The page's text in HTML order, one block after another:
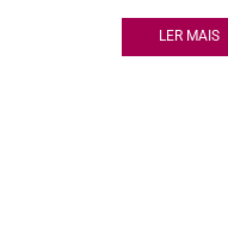
LER MAIS